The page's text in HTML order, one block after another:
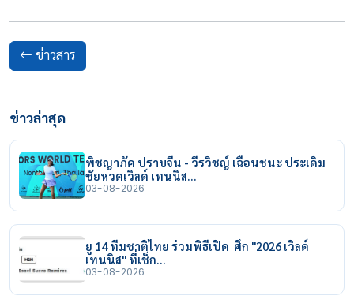
ข่าวสาร
ข่าวล่าสุด
พิชญาภัค ปราบจีน - วีรวิชญ์ เฉือนชนะ ประเดิม
ชัยหวดเวิลด์ เทนนิส…
03-08-2026
ยู 14 ทีมชาติไทย ร่วมพิธีเปิด ศึก "2026 เวิลด์
เทนนิส" ที่เช็ก…
03-08-2026